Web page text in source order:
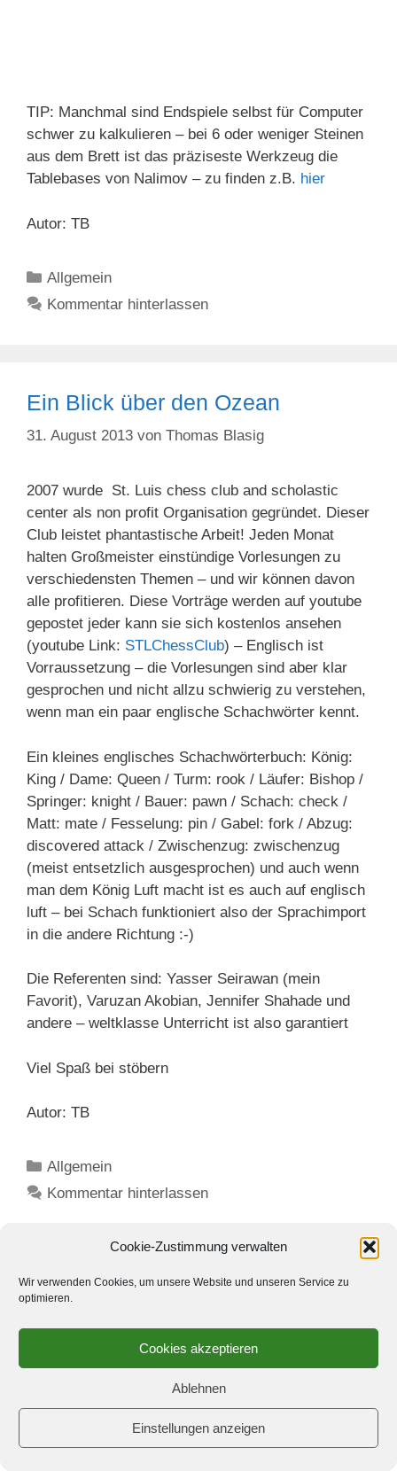
Cookie-Zustimmung verwalten
Wir verwenden Cookies, um unsere Website und unseren Service zu
optimieren.
Cookies akzeptieren
Ablehnen
Einstellungen anzeigen
TIP: Manchmal sind Endspiele selbst für Computer
schwer zu kalkulieren – bei 6 oder weniger Steinen
aus dem Brett ist das präziseste Werkzeug die
Tablebases von Nalimov – zu finden z.B. hier
Autor: TB
Kategorien
Allgemein
Kommentar hinterlassen
Ein Blick über den Ozean
31. August 2013 von Thomas Blasig
2007 wurde St. Luis chess club and scholastic
center als non profit Organisation gegründet. Dieser
Club leistet phantastische Arbeit! Jeden Monat
halten Großmeister einstündige Vorlesungen zu
verschiedensten Themen – und wir können davon
alle profitieren. Diese Vorträge werden auf youtube
gepostet jeder kann sie sich kostenlos ansehen
(youtube Link: STLChessClub) – Englisch ist
Vorraussetzung – die Vorlesungen sind aber klar
gesprochen und nicht allzu schwierig zu verstehen,
wenn man ein paar englische Schachwörter kennt.
Ein kleines englisches Schachwörterbuch: König:
King / Dame: Queen / Turm: rook / Läufer: Bishop /
Springer: knight / Bauer: pawn / Schach: check /
Matt: mate / Fesselung: pin / Gabel: fork / Abzug:
discovered attack / Zwischenzug: zwischenzug
(meist entsetzlich ausgesprochen) und auch wenn
man dem König Luft macht ist es auch auf englisch
luft – bei Schach funktioniert also der Sprachimport
in die andere Richtung :-)
Die Referenten sind: Yasser Seirawan (mein
Favorit), Varuzan Akobian, Jennifer Shahade und
andere – weltklasse Unterricht ist also garantiert
Viel Spaß bei stöbern
Autor: TB
Kategorien
Allgemein
Kommentar hinterlassen
100. Jubiläum – British Chess
vonThomas Blasig
Am Samstag gingen die 100. britischen
Meisterschaften in Torquay zu Ende. Wie erwartet
mit sehr starken Spielern und Leistungen. Der